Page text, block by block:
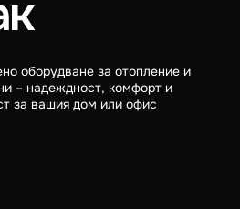
оборудване за отопление и
– надеждност, комфорт и
за вашия дом или офис